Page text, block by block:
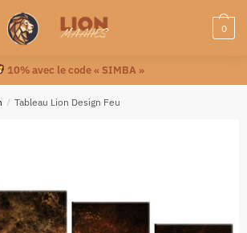
0
10% avec le code « SIMBA »
/ Tableau Lion Design Feu